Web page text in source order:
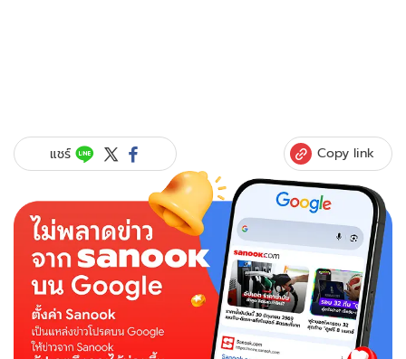
แชร์ Copy link